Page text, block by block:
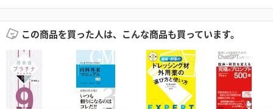
この商品を買った人は、こんな商品も買っています。